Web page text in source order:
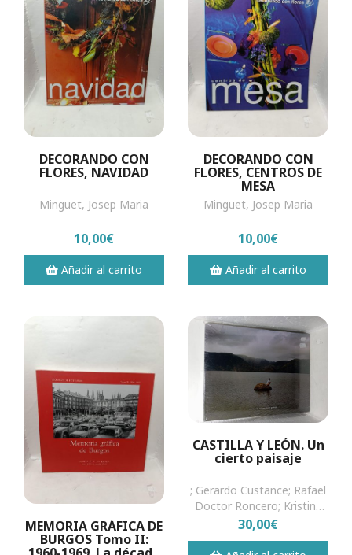
DECORANDO CON
FLORES, NAVIDAD
Minguet, Josep Maria
10,00€
Añadir al carrito
DECORANDO CON
FLORES, CENTROS DE
MESA
Minguet, Josep Maria
10,00€
Añadir al carrito
MEMORIA GRÁFICA DE
BURGOS Tomo II:
CASTILLA Y LEÓN. Un
cierto paisaje
; Gerardo Custance; Rafael
Doctor Roncero; Kristine
Guzmán Saratan
30,00€